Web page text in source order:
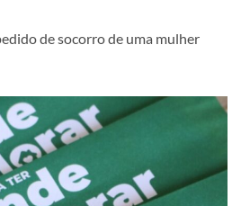
de socorro de uma mulher